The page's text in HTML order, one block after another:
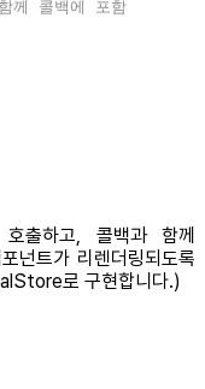
콜백에 포함
하고, 콜백과 함께
넌트가 리렌더링되도록
로 구현합니다.)